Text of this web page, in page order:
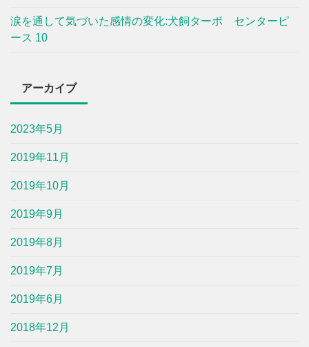
涙を通して気づいた感情の変化:犬飼ターボ センターピ
ース 10
アーカイブ
2023年5月
2019年11月
2019年10月
2019年9月
2019年8月
2019年7月
2019年6月
2018年12月